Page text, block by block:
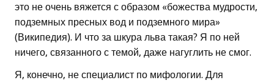
это не очень вяжется с образом «божества мудрости,
подземных пресных вод и подземного мира»
(Википедия). И что за шкура льва такая? Я по ней
ничего, связанного с темой, даже нагуглить не смог.
Я, конечно, не специалист по мифологии. Для